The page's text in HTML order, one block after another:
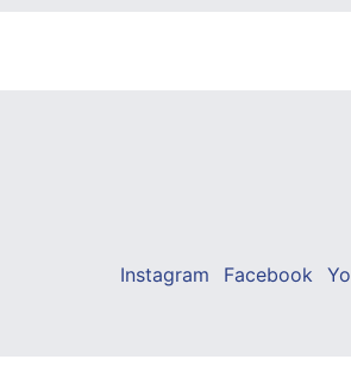
Instagram Facebook